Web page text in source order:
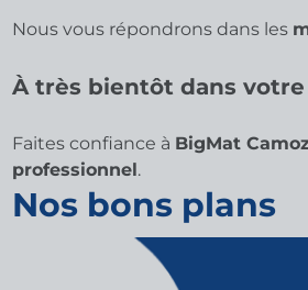
Nous vous répondrons dans les
À très bientôt dans votre
Faites confiance à BigMat
professionnel.
Nos bons plans